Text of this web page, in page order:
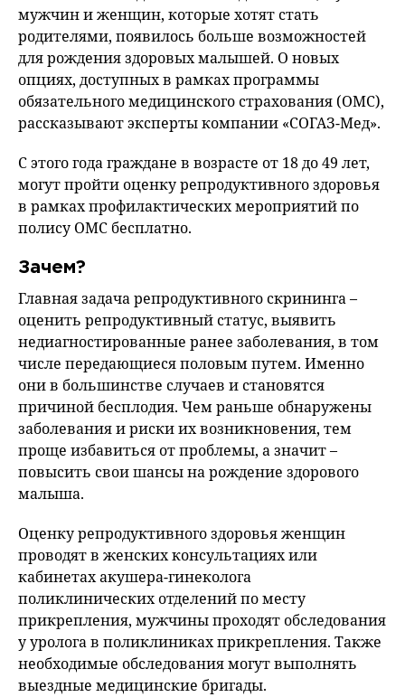
мужчин и женщин, которые хотят стать
родителями, появилось больше возможностей
для рождения здоровых малышей. О новых
опциях, доступных в рамках программы
обязательного медицинского страхования (ОМС),
рассказывают эксперты компании «СОГАЗ-Мед».
С этого года граждане в возрасте от 18 до 49 лет,
могут пройти оценку репродуктивного здоровья
в рамках профилактических мероприятий по
полису ОМС бесплатно.
Зачем?
Главная задача репродуктивного скрининга –
оценить репродуктивный статус, выявить
недиагностированные ранее заболевания, в том
числе передающиеся половым путем. Именно
они в большинстве случаев и становятся
причиной бесплодия. Чем раньше обнаружены
заболевания и риски их возникновения, тем
проще избавиться от проблемы, а значит –
повысить свои шансы на рождение здорового
малыша.
Оценку репродуктивного здоровья женщин
проводят в женских консультациях или
кабинетах акушера-гинеколога
поликлинических отделений по месту
прикрепления, мужчины проходят обследования
у уролога в поликлиниках прикрепления. Также
необходимые обследования могут выполнять
выездные медицинские бригады.